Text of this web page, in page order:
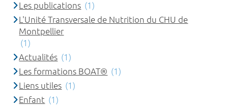
Les publications (1)
L'Unité Transversale de Nutrition du CHU de
Montpellier
(1)
Actualités (1)
Les formations BOAT® (1)
Liens utiles (1)
Enfant (1)